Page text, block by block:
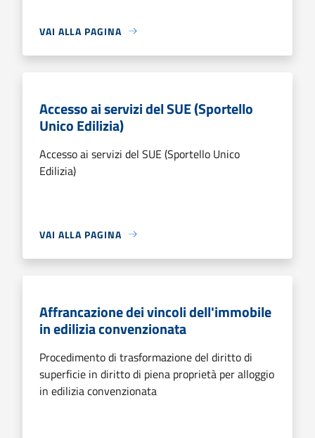
VAI ALLA PAGINA
Accesso ai servizi del SUE (Sportello
Unico Edilizia)
Accesso ai servizi del SUE (Sportello Unico
Edilizia)
VAI ALLA PAGINA
Affrancazione dei vincoli dell'immobile
in edilizia convenzionata
Procedimento di trasformazione del diritto di
superficie in diritto di piena proprietà per alloggio
in edilizia convenzionata